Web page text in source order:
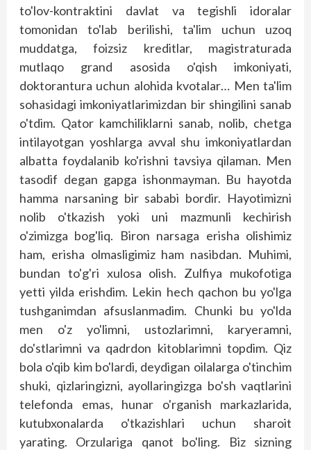
to'lov-kontraktini davlat va tegishli idoralar
tomonidan to'lab berilishi, ta'lim uchun uzoq
muddatga, foizsiz kreditlar, magistraturada
mutlaqo grand asosida o'qish imko­niyati,
doktorantura uchun alohida kvotalar… Men ta'lim
sohasidagi imkoniyatlarimizdan bir shingilini sanab
o'tdim. Qator kamchiliklarni sanab, nolib, chetga
intilayotgan yoshlarga avval shu imkoniyatlardan
albatta foydalanib ko'rishni tavsiya qilaman. Men
tasodif degan gapga ishonmayman. Bu hayotda
hamma narsaning bir sababi bordir. Hayotimizni
nolib o'tkazish yoki uni mazmunli kechirish
o'zimizga bog'liq. Biron narsaga erisha olishimiz
ham, erisha olmasligimiz ham nasibdan. Muhimi,
bundan to'g'ri xulosa olish. Zulfiya mukofotiga
yetti yilda erishdim. Lekin hech qachon bu yo'lga
tushganimdan afsuslanmadim. Chunki bu yo'lda
men o'z yo'limni, ustozlarimni, karyeramni,
do'stlarimni va qadrdon kitoblarimni topdim. Qiz
bola o'qib kim bo'lardi, deydigan oilalarga o'tinchim
shuki, qizlaringizni, ayollaringizga bo'sh vaqtlarini
telefonda emas, hunar o'rganish markazlarida,
kutubxonalarda o'tkazishlari uchun sharoit
yarating. Orzulariga qanot bo'ling. Biz sizning